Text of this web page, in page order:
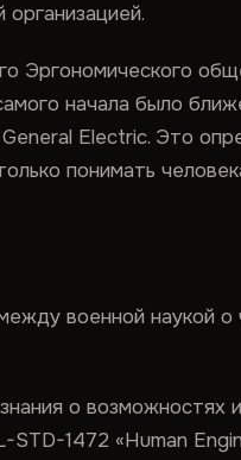
Эргономического
начала было
Electric. Это
понимать
военной наукой
о возможностях
1472 «Human